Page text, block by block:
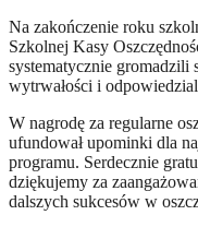
Na zakończenie roku
Szkolnej Kasy
systematycznie gromadzili
wytrwałości i
W nagrodę za regularne
ufundował upominki dla
programu. Serdecznie
dziękujemy za
dalszych sukcesów w